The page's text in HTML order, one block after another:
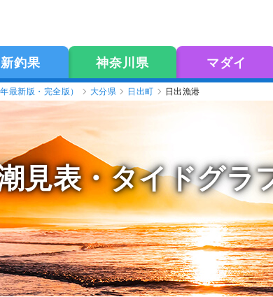
釣果 神奈川県 マダイ
最新版・完全版） 大分県 日出町 日出漁港
見表・タイドグラ